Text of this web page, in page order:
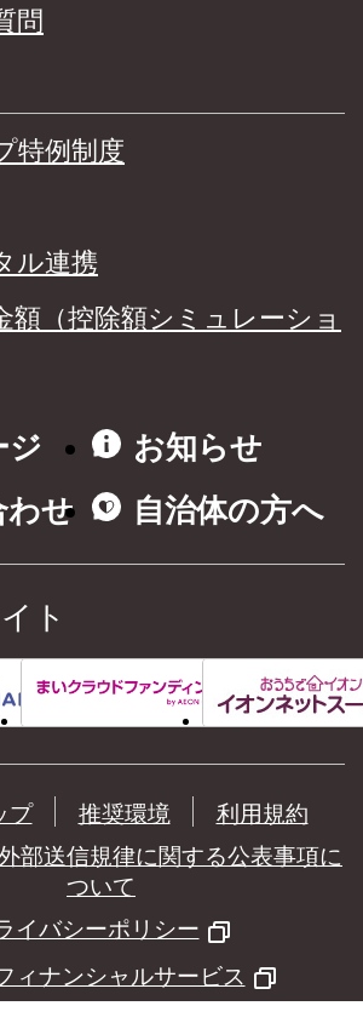
問
特例制度
ル連携
額（控除額シミュレーショ
ジ
お知らせ
わせ
自治体の方へ
ト
プ 推奨環境
利用規約
部送信規律に関する公表事項に
ついて
イバシーポリシー
ィナンシャルサービス